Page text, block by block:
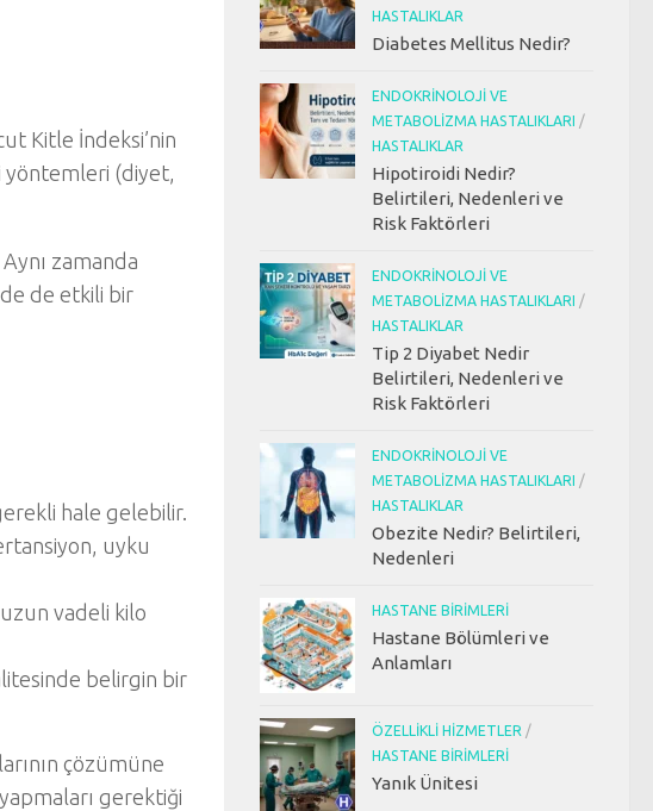
Kitle İndeksi’nin
yöntemleri (diyet,
zamanda
de etkili bir
hale gelebilir.
uyku
vadeli kilo
belirgin bir
çözümüne
gerektiği
HASTALIKLAR
Diabetes Mellitus Nedir?
ENDOKRINOLOJI VE
METABOLIZMA HASTALIKLARI /
HASTALIKLAR
Hipotiroidi Nedir?
Belirtileri, Nedenleri ve
Risk Faktörleri
ENDOKRINOLOJI VE
METABOLIZMA HASTALIKLARI /
HASTALIKLAR
Tip 2 Diyabet Nedir
Belirtileri, Nedenleri ve
Risk Faktörleri
ENDOKRINOLOJI VE
METABOLIZMA HASTALIKLARI /
HASTALIKLAR
Obezite Nedir? Belirtileri,
Nedenleri
HASTANE BIRIMLERI
Hastane Bölümleri ve
Anlamları
ÖZELLIKLI HIZMETLER /
HASTANE BIRIMLERI
Yanık Ünitesi